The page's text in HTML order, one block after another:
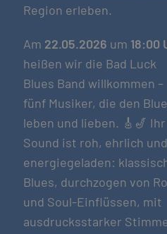
Region erleben.
Am 22.05.2026 um 18:00
heißen wir die Bad Luck
Blues Band willkommen –
fünf Musiker, die den
leben und lieben. 🎸🎷 Ihr
Sound ist roh, ehrlich und
energiegeladen:
Blues, durchzogen von
und Soul-Einflüssen, mit
ausdrucksstarker